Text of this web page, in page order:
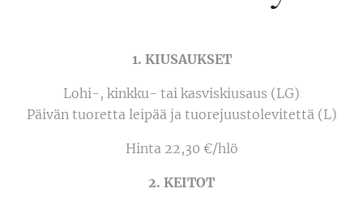
1. KIUSAUKSET
Lohi-, kinkku- tai kasviskiusaus (LG)
Päivän tuoretta leipää ja tuorejuustolevitettä (L)
Hinta 22,30 €/hlö
2. KEITOT